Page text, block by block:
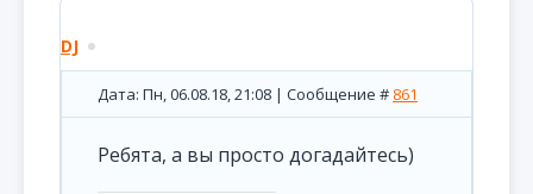
DJ
Дата: Пн, 06.08.18, 21:08 | Сообщение # 861
Ребята, а вы просто догадайтесь)